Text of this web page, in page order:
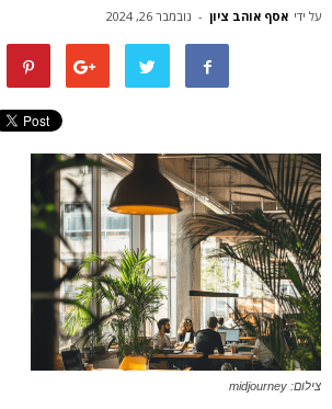
על ידי אסף אוהב ציון - נובמבר 26, 2024
צילום: midjourney